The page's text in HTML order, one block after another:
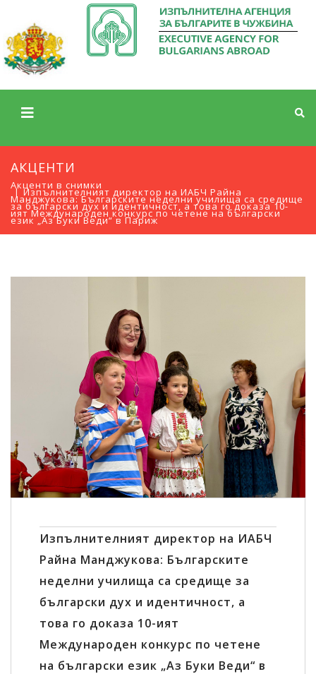
АКЦЕНТИ
Акценти в снимки
Изпълнителният директор на ИАБЧ Райна
Манджукова: Българските неделни училища са средище
за български дух и идентичност, а това го доказа 10-
ият Международен конкурс по четене на български
език „Аз Буки Веди“ в Париж
Сподели:
Изпълнителният директор на ИАБЧ
Райна Манджукова: Българските
неделни училища са средище за
български дух и идентичност, а
това го доказа 10-ият
Международен конкурс по четене
на български език „Аз Буки Веди“ в